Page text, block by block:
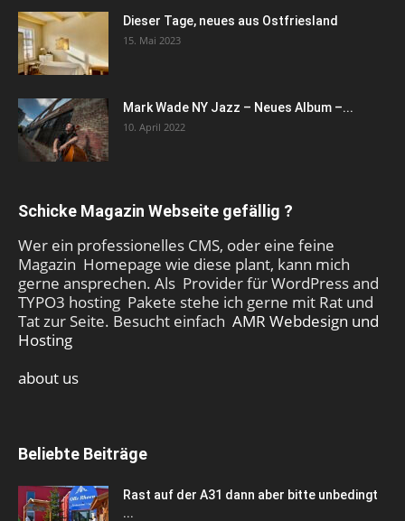
Dieser Tage, neues aus Ostfriesland
15. Mai 2023
Mark Wade NY Jazz – Neues Album –...
10. April 2022
Schicke Magazin Webseite gefällig ?
Wer ein professionelles CMS, oder eine feine
Magazin Homepage wie diese plant, kann mich
gerne ansprechen. Als Provider für WordPress and
TYPO3 hosting Pakete stehe ich gerne mit Rat und
Tat zur Seite. Besucht einfach AMR Webdesign und
Hosting
about us
Beliebte Beiträge
Rast auf der A31 dann aber bitte unbedingt
...